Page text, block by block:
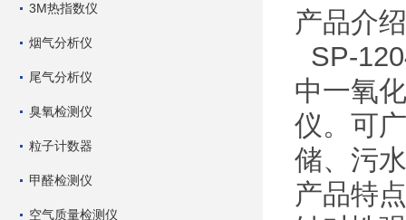
3M热指数仪
烟气分析仪
尾气分析仪
臭氧检测仪
粒子计数器
甲醛检测仪
空气质量检测仪
产品介
SP-
中一氧
仪。可
储、污
产品特